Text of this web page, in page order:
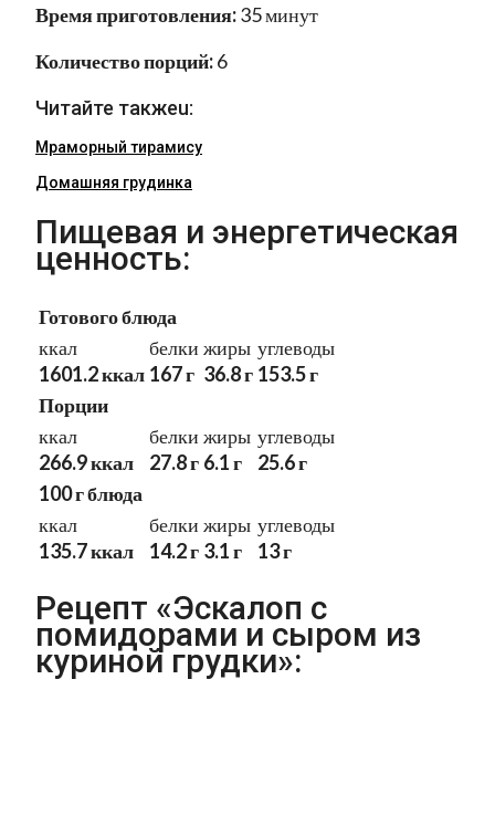
Время приготовления:35 минут
Количество порций:6
Читайте такжеu:
Мраморный тирамису
Домашняя грудинка
Пищевая и энергетическая
ценность:
Готового блюда
ккал
1601.2 ккал
белки
167 г
жиры
36.8 г
углеводы
153.5 г
Порции
ккал
266.9 ккал
белки
27.8 г
жиры
6.1 г
углеводы
25.6 г
100 г блюда
ккал
135.7 ккал
белки
14.2 г
жиры
3.1 г
углеводы
13 г
Рецепт «Эскалоп с
помидорами и сыром из
куриной грудки»: